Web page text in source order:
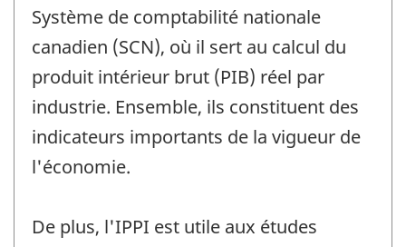
Système de comptabilité nationale
canadien (SCN), où il sert au calcul du
produit intérieur brut (PIB) réel par
industrie. Ensemble, ils constituent des
indicateurs importants de la vigueur de
l'économie.
De plus, l'IPPI est utile aux études